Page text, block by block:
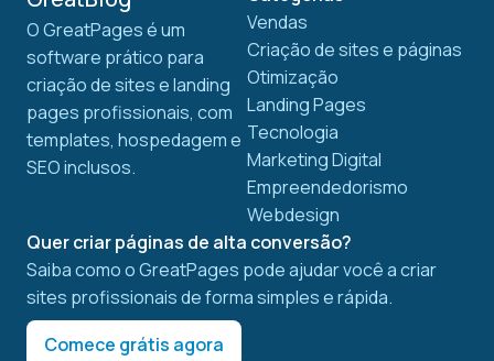
O GreatPages é um
software prático para
criação de sites e landing
pages profissionais, com
templates, hospedagem e
SEO inclusos.
Vendas
Criação de sites e páginas
Otimização
Landing Pages
Tecnologia
Marketing Digital
Empreendedorismo
Webdesign
Quer criar páginas de alta conversão?
Saiba como o GreatPages pode ajudar você a criar
sites profissionais de forma simples e rápida.
Comece grátis agora